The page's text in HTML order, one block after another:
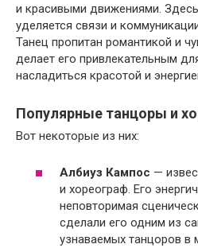
и красивыми движениями.
уделяется связи и
Танец пропитан романтикой и
делает его привлекательным
насладиться красотой и
Популярные танцоры и
Вот некоторые из них:
Албиуз Кампос —
и хореограф. Его
неповторимая
сделали его одним из
узнаваемых танцоров в